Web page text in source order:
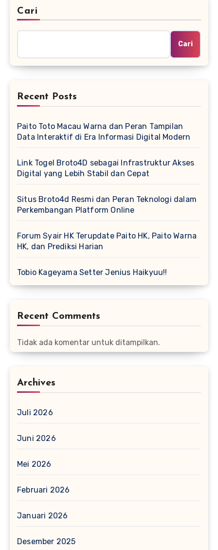
Cari
Cari
Recent Posts
Paito Toto Macau Warna dan Peran Tampilan
Data Interaktif di Era Informasi Digital Modern
Link Togel Broto4D sebagai Infrastruktur Akses
Digital yang Lebih Stabil dan Cepat
Situs Broto4d Resmi dan Peran Teknologi dalam
Perkembangan Platform Online
Forum Syair HK Terupdate Paito HK, Paito Warna
HK, dan Prediksi Harian
Tobio Kageyama Setter Jenius Haikyuu!!
Recent Comments
Tidak ada komentar untuk ditampilkan.
Archives
Juli 2026
Juni 2026
Mei 2026
Februari 2026
Januari 2026
Desember 2025